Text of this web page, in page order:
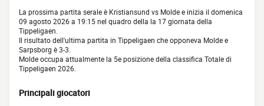
La prossima partita serale è Kristiansund vs Molde e inizia il domenica
09 agosto 2026 a 19:15 nel quadro della la 17 giornata della
Tippeligaen.
Il risultato dell'ultima partita in Tippeligaen che opponeva Molde e
Sarpsborg è 3-3.
Molde occupa attualmente la 5e posizione della classifica Totale di
Tippeligaen 2026.
Principali giocatori